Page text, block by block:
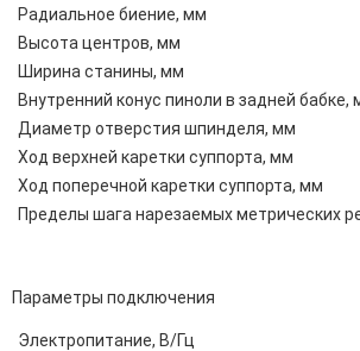
Радиальное биение, мм
Высота центров, мм
Ширина станины, мм
Внутренний конус пиноли в задней бабке,
Диаметр отверстия шпинделя, мм
Ход верхней каретки суппорта, мм
Ход поперечной каретки суппорта, мм
Пределы шага нарезаемых метрических
Параметры подключения
Электропитание, В/Гц